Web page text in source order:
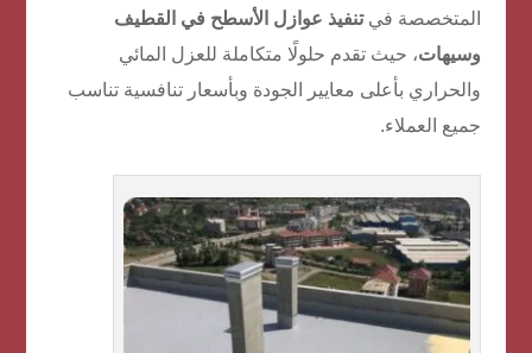
المتخصصة فيتنفيذ عوازل الأسطح في القطيف
وسيهات، حيث تقدم حلولًا متكاملة للعزل المائي
والحراري بأعلى معايير الجودة وبأسعار تنافسية تناسب
جميع العملاء.